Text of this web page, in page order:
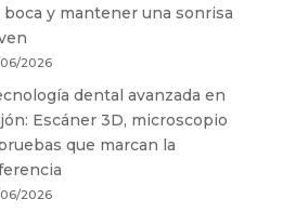
boca y mantener una sonrisa
06/2026
dental avanzada en
Escáner 3D, microscopio
que marcan la
06/2026